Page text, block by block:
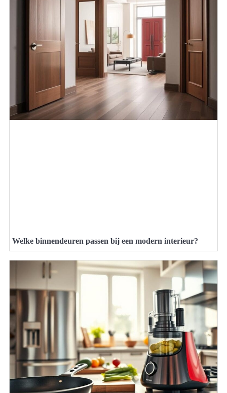
Welke binnendeuren passen bij een modern interieur?